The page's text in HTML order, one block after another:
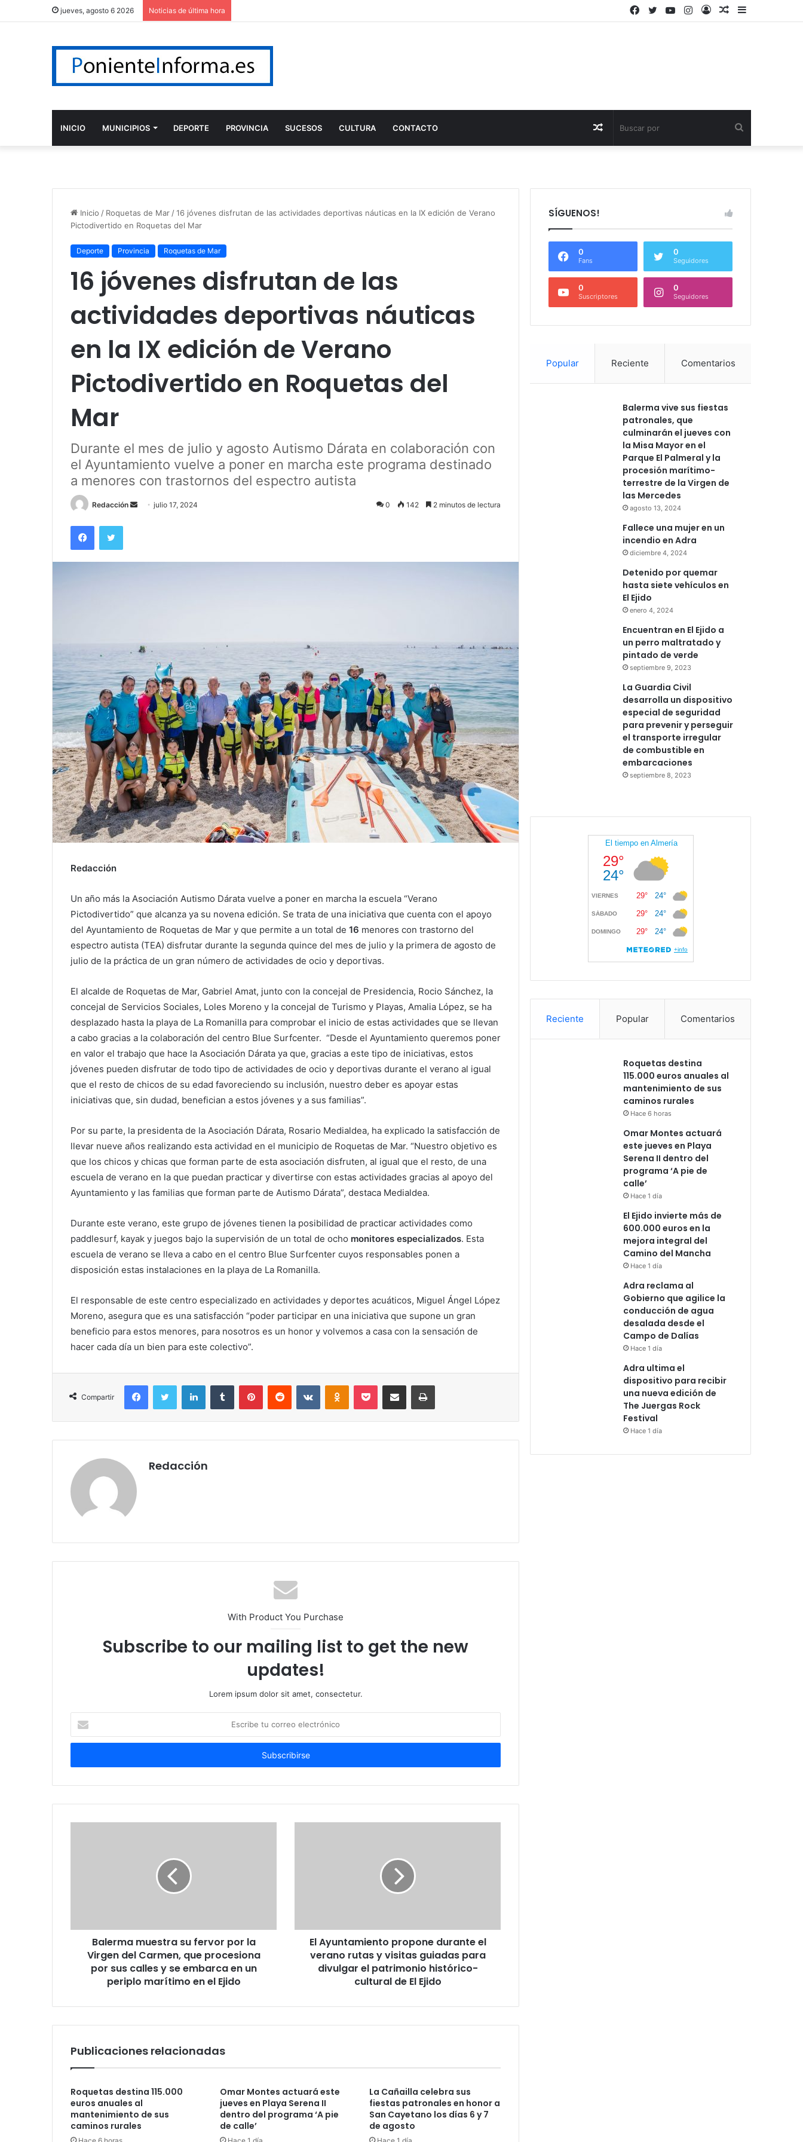
jueves, agosto 6 2026 Noticias de última hora
Barra
Publicación
Acceso
Instagram
YouTube
Twitter
Facebook
INICIO MUNICIPIOS DEPORTE PROVINCIA SUCESOS CULTURA CONTACTO Publicación
Inicio / Roquetas de Mar /16 jóvenes disfrutan de las actividades deportivas náuticas en la IX edición de Verano
Pictodivertido en Roquetas del Mar
Deporte Provincia Roquetas de Mar
16 jóvenes disfrutan de las
actividades deportivas náuticas
en la IX edición de Verano
Pictodivertido en Roquetas del
Mar
Durante el mes de julio y agosto Autismo Dárata en colaboración con
el Ayuntamiento vuelve a poner en marcha este programa destinado
a menores con trastornos del espectro autista
Redacción
Sendjulio 17, 2024 0 142 2 minutos de lectura
FacebookTwitter
Redacción
Un año más la Asociación Autismo Dárata vuelve a poner en marcha la escuela “Verano
Pictodivertido” que alcanza ya su novena edición. Se trata de una iniciativa que cuenta con el apoyo
del Ayuntamiento de Roquetas de Mar y que permite a un total de 16 menores con trastorno del
espectro autista (TEA) disfrutar durante la segunda quince del mes de julio y la primera de agosto de
julio de la práctica de un gran número de actividades de ocio y deportivas.
El alcalde de Roquetas de Mar, Gabriel Amat, junto con la concejal de Presidencia, Rocio Sánchez, la
concejal de Servicios Sociales, Loles Moreno y la concejal de Turismo y Playas, Amalia López, se ha
desplazado hasta la playa de La Romanilla para comprobar el inicio de estas actividades que se llevan
a cabo gracias a la colaboración del centro Blue Surfcenter. “Desde el Ayuntamiento queremos poner
en valor el trabajo que hace la Asociación Dárata ya que, gracias a este tipo de iniciativas, estos
jóvenes pueden disfrutar de todo tipo de actividades de ocio y deportivas durante el verano al igual
que el resto de chicos de su edad favoreciendo su inclusión, nuestro deber es apoyar estas
iniciativas que, sin dudad, benefician a estos jóvenes y a sus familias”.
Por su parte, la presidenta de la Asociación Dárata, Rosario Medialdea, ha explicado la satisfacción de
llevar nueve años realizando esta actividad en el municipio de Roquetas de Mar. “Nuestro objetivo es
que los chicos y chicas que forman parte de esta asociación disfruten, al igual que el resto, de una
escuela de verano en la que puedan practicar y divertirse con estas actividades gracias al apoyo del
Ayuntamiento y las familias que forman parte de Autismo Dárata”, destaca Medialdea.
Durante este verano, este grupo de jóvenes tienen la posibilidad de practicar actividades como
paddlesurf, kayak y juegos bajo la supervisión de un total de ocho monitores especializados. Esta
escuela de verano se lleva a cabo en el centro Blue Surfcenter cuyos responsables ponen a
disposición estas instalaciones en la playa de La Romanilla.
El responsable de este centro especializado en actividades y deportes acuáticos, Miguel Ángel López
Moreno, asegura que es una satisfacción “poder participar en una iniciativa que supone un gran
beneficio para estos menores, para nosotros es un honor y volvemos a casa con la sensación de
hacer cada día un bien para este colectivo”.
Compartir
FacebookTwitter LinkedInTumblr PinterestReddit VKontakteOdnoklassniki
Pocket Compartir por correo electrónicoImprimir
Redacción
With Product You Purchase
Subscribe to our mailing list to get the new
updates!
Lorem ipsum dolor sit amet, consectetur.
correo
Balerma muestra su fervor por la
Virgen del Carmen, que procesiona
por sus calles y se embarca en un
periplo marítimo en el Ejido
El Ayuntamiento propone durante el
verano rutas y visitas guiadas para
divulgar el patrimonio histórico-
cultural de El Ejido
Publicaciones relacionadas
Roquetas destina 115.000
euros anuales al
mantenimiento de sus
caminos rurales
Omar Montes actuará este
jueves en Playa Serena II
dentro del programa ‘A pie
de calle’
La Cañailla celebra sus
fiestas patronales en honor a
San Cayetano los días 6 y 7
de agosto
SÍGUENOS!
0
Fans
0
Seguidores
0
Suscriptores
0
Seguidores
Popular Reciente Comentarios
Balerma vive sus fiestas
patronales, que
culminarán el jueves con
la Misa Mayor en el
Parque El Palmeral y la
procesión marítimo-
terrestre de la Virgen de
las Mercedes
agosto 13, 2024
Fallece una mujer en un
incendio en Adra
diciembre 4, 2024
Detenido por quemar
hasta siete vehículos en
El Ejido
enero 4, 2024
Encuentran en El Ejido a
un perro maltratado y
pintado de verde
septiembre 9, 2023
La Guardia Civil
desarrolla un dispositivo
especial de seguridad
para prevenir y perseguir
el transporte irregular
de combustible en
embarcaciones
septiembre 8, 2023
Reciente Popular Comentarios
Roquetas destina
115.000 euros anuales al
mantenimiento de sus
caminos rurales
Hace 6 horas
Omar Montes actuará
este jueves en Playa
Serena II dentro del
programa ‘A pie de
calle’
Hace 1 día
El Ejido invierte más de
600.000 euros en la
mejora integral del
Camino del Mancha
Hace 1 día
Adra reclama al
Gobierno que agilice la
conducción de agua
desalada desde el
Campo de Dalías
Hace 1 día
Adra ultima el
dispositivo para recibir
una nueva edición de
The Juergas Rock
Festival
Hace 1 día